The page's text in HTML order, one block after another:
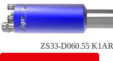
ZS33-D060.55 K1AR